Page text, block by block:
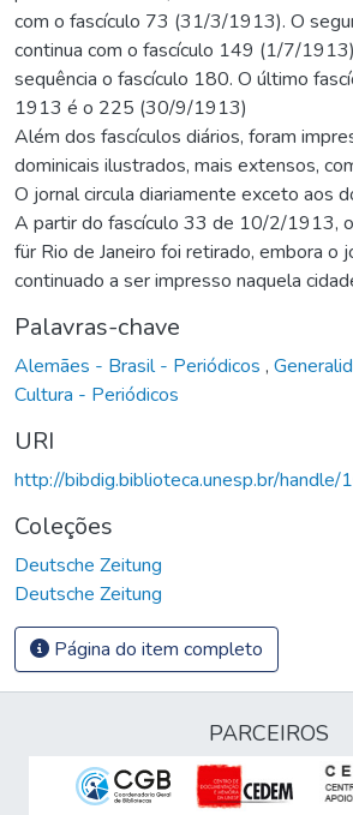
com o fascículo 73 (31/3/1913). O
continua com o fascículo 149 (1/7/
sequência o fascículo 180. O último
1913 é o 225 (30/9/1913)
Além dos fascículos diários, foram
dominicais ilustrados, mais extensos,
O jornal circula diariamente exceto aos
A partir do fascículo 33 de 10/2/1913,
für Rio de Janeiro foi retirado, embora o
continuado a ser impresso naquela
Palavras-chave
Alemães - Brasil - Periódicos ,
Cultura - Periódicos
URI
http://bibdig.biblioteca.unesp.br/
Coleções
Deutsche Zeitung
Deutsche Zeitung
Página do item completo
PARCEIROS